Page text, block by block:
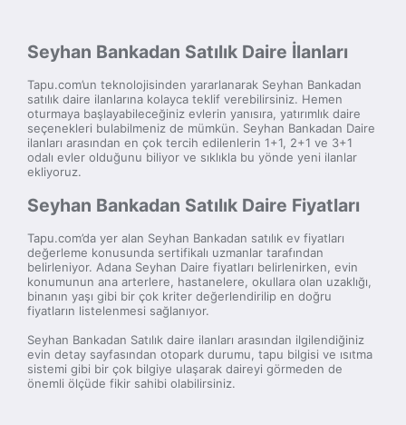
Seyhan Bankadan Satılık Daire İlanları
Tapu.com’un teknolojisinden yararlanarak Seyhan Bankadan
satılık daire ilanlarına kolayca teklif verebilirsiniz. Hemen
oturmaya başlayabileceğiniz evlerin yanısıra, yatırımlık daire
seçenekleri bulabilmeniz de mümkün. Seyhan Bankadan Daire
ilanları arasından en çok tercih edilenlerin 1+1, 2+1 ve 3+1
odalı evler olduğunu biliyor ve sıklıkla bu yönde yeni ilanlar
ekliyoruz.
Seyhan Bankadan Satılık Daire Fiyatları
Tapu.com’da yer alan Seyhan Bankadan satılık ev fiyatları
değerleme konusunda sertifikalı uzmanlar tarafından
belirleniyor. Adana Seyhan Daire fiyatları belirlenirken, evin
konumunun ana arterlere, hastanelere, okullara olan uzaklığı,
binanın yaşı gibi bir çok kriter değerlendirilip en doğru
fiyatların listelenmesi sağlanıyor.
Seyhan Bankadan Satılık daire ilanları arasından ilgilendiğiniz
evin detay sayfasından otopark durumu, tapu bilgisi ve ısıtma
sistemi gibi bir çok bilgiye ulaşarak daireyi görmeden de
önemli ölçüde fikir sahibi olabilirsiniz.